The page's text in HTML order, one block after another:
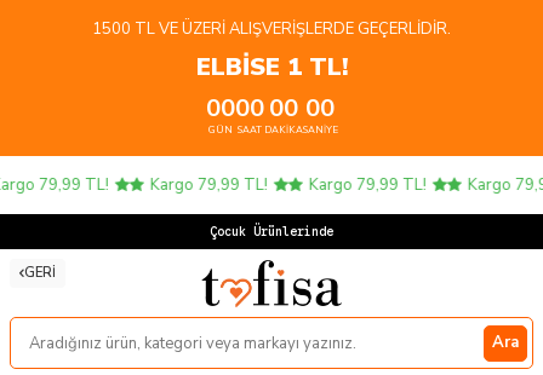
1500 TL VE ÜZERI ALIŞVERIŞLERDE GEÇERLIDIR.
ELBİSE 1 TL!
00
GÜN
00
SAAT
00
DAKIKA
00
SANIYE
79,99 TL! Kargo 79,99 TL! Kargo 79,99 TL! Kargo
Çocuk Ürünlerinde
GERI
Ara